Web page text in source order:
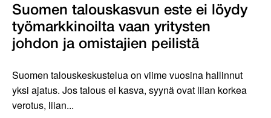
Suomen talouskasvun este ei löydy
työmarkkinoilta vaan yritysten
johdon ja omistajien peilistä
Suomen talouskeskustelua on viime vuosina hallinnut
yksi ajatus. Jos talous ei kasva, syynä ovat liian korkea
verotus, liian...